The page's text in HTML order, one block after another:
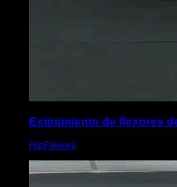
Estiramiento de flexores
HipFlexors